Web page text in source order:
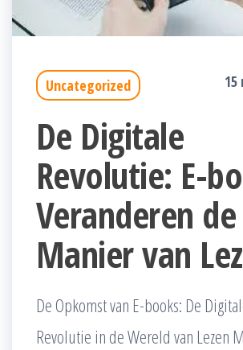
Uncategorized 15
De Digitale
Revolutie: E-
Veranderen de
Manier van
De Opkomst van E-books: De
Revolutie in de Wereld van Lezen